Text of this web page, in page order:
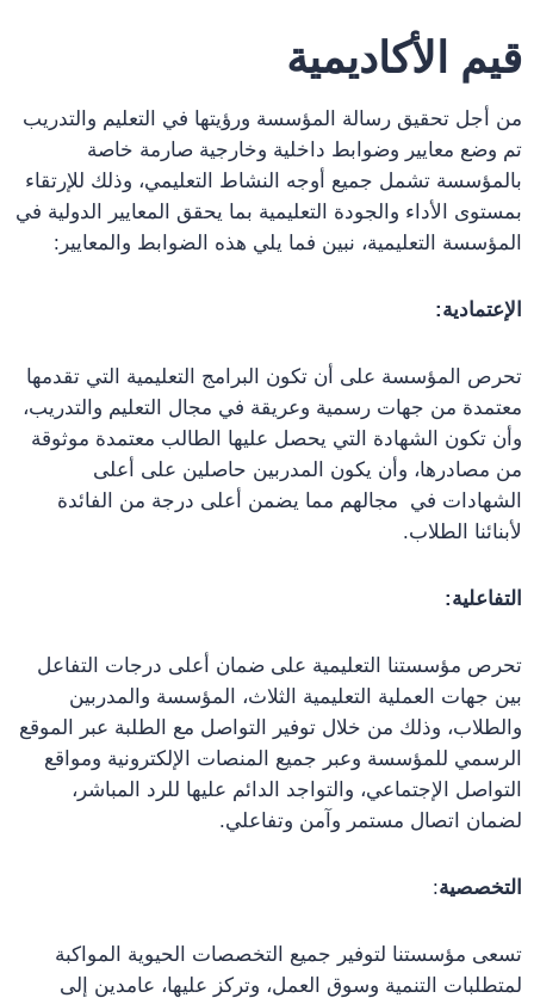
قيم الأكاديمية
من أجل تحقيق رسالة المؤسسة ورؤيتها في التعليم والتدريب
تم وضع معايير وضوابط داخلية وخارجية صارمة خاصة
بالمؤسسة تشمل جميع أوجه النشاط التعليمي، وذلك للإرتقاء
بمستوى الأداء والجودة التعليمية بما يحقق المعايير الدولية في
المؤسسة التعليمية، نبين فما يلي هذه الضوابط والمعايير:
الإعتمادية:
تحرص المؤسسة على أن تكون البرامج التعليمية التي تقدمها
معتمدة من جهات رسمية وعريقة في مجال التعليم والتدريب،
وأن تكون الشهادة التي يحصل عليها الطالب معتمدة موثوقة
من مصادرها، وأن يكون المدربين حاصلين على أعلى
الشهادات في مجالهم مما يضمن أعلى درجة من الفائدة
لأبنائنا الطلاب.
التفاعلية:
تحرص مؤسستنا التعليمية على ضمان أعلى درجات التفاعل
بين جهات العملية التعليمية الثلاث، المؤسسة والمدربين
والطلاب، وذلك من خلال توفير التواصل مع الطلبة عبر الموقع
الرسمي للمؤسسة وعبر جميع المنصات الإلكترونية ومواقع
التواصل الإجتماعي، والتواجد الدائم عليها للرد المباشر،
لضمان اتصال مستمر وآمن وتفاعلي.
التخصصية:
تسعى مؤسستنا لتوفير جميع التخصصات الحيوية المواكبة
لمتطلبات التنمية وسوق العمل، وتركز عليها، عامدين إلى